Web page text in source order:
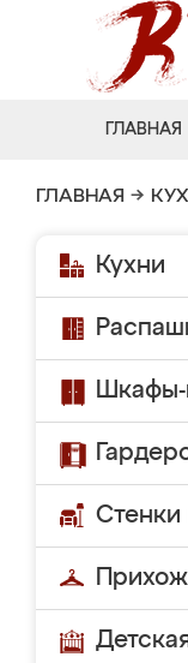
ГЛАВНАЯ
ГЛАВНАЯ →
Кухни
Шкафы-
Стенки